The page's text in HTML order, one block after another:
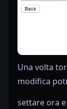
Una volta
modifica
settare ora